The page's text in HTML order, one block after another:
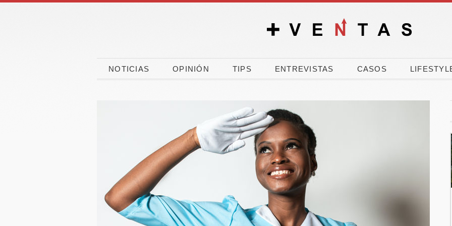
NOTICIAS OPINIÓN TIPS ENTREVISTAS CASOS
CaixaBank, CEOE y
CEPYME movilizan
El 90% de los
españoles vota a
El verano dispara la
carrera por comprar